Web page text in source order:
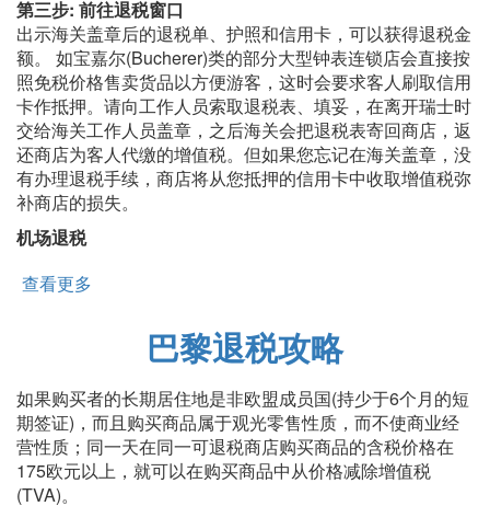
第三步: 前往退税窗口
出示海关盖章后的退税单、护照和信用卡，可以获得退税金
额。 如宝嘉尔(Bucherer)类的部分大型钟表连锁店会直接按
照免税价格售卖货品以方便游客，这时会要求客人刷取信用
卡作抵押。请向工作人员索取退税表、填妥，在离开瑞士时
交给海关工作人员盖章，之后海关会把退税表寄回商店，返
还商店为客人代缴的增值税。但如果您忘记在海关盖章，没
有办理退税手续，商店将从您抵押的信用卡中收取增值税弥
补商店的损失。
机场退税
查看更多
巴黎退税攻略
如果购买者的长期居住地是非欧盟成员国(持少于6个月的短
期签证)，而且购买商品属于观光零售性质，而不使商业经
营性质；同一天在同一可退税商店购买商品的含税价格在
175欧元以上，就可以在购买商品中从价格减除增值税
(TVA)。